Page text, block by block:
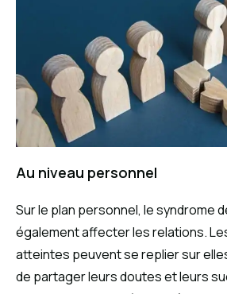
Au niveau personnel
Sur le plan personnel, le syndrome
également affecter les relations.
atteintes peuvent se replier sur
de partager leurs doutes et leurs